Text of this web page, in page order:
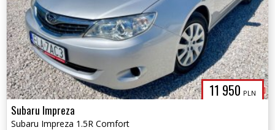
11 950 PLN
Subaru Impreza
Subaru Impreza 1.5R Comfort